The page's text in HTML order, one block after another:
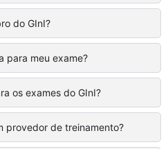
do GInI?
para meu exame?
os exames do GInI?
provedor de treinamento?